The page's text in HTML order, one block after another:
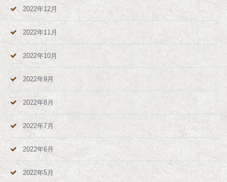
2022年12月
2022年11月
2022年10月
2022年9月
2022年8月
2022年7月
2022年6月
2022年5月